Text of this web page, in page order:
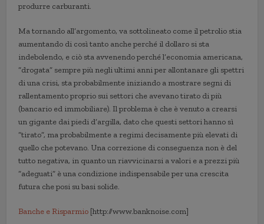
produrre carburanti.
Ma tornando all’argomento, va sottolineato come il petrolio stia
aumentando di così tanto anche perché il dollaro si sta
indebolendo, e ciò sta avvenendo perché l’economia americana,
“drogata” sempre più negli ultimi anni per allontanare gli spettri
di una crisi, sta probabilmente iniziando a mostrare segni di
rallentamento proprio sui settori che avevano tirato di più
(bancario ed immobiliare). Il problema è che è venuto a crearsi
un gigante dai piedi d’argilla, dato che questi settori hanno sì
“tirato”, ma probabilmente a regimi decisamente più elevati di
quello che potevano. Una correzione di conseguenza non è del
tutto negativa, in quanto un riavvicinarsi a valori e a prezzi più
“adeguati” è una condizione indispensabile per una crescita
futura che posi su basi solide.
Banche e Risparmio [http://www.banknoise.com]